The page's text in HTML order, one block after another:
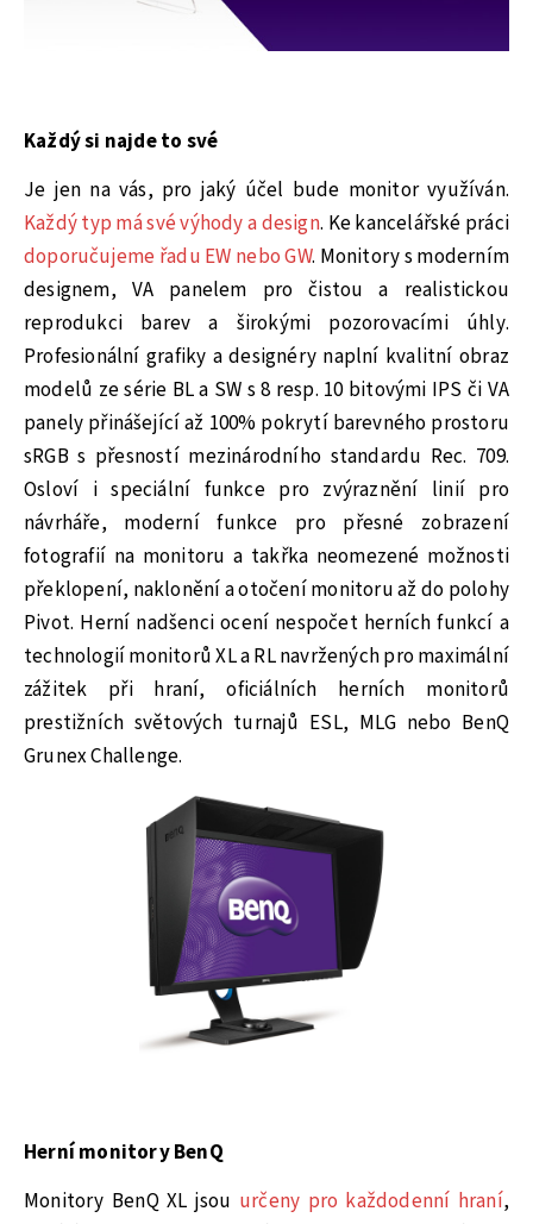
Každý si najde to své
Je jen na vás, pro jaký účel bude monitor využíván.
Každý typ má své výhody a design. Ke kancelářské práci
doporučujeme řadu EW nebo GW. Monitory s moderním
designem, VA panelem pro čistou a realistickou
reprodukci barev a širokými pozorovacími úhly.
Profesionální grafiky a designéry naplní kvalitní obraz
modelů ze série BL a SW s 8 resp. 10 bitovými IPS či VA
panely přinášející až 100% pokrytí barevného prostoru
sRGB s přesností mezinárodního standardu Rec. 709.
Osloví i speciální funkce pro zvýraznění linií pro
návrháře, moderní funkce pro přesné zobrazení
fotografií na monitoru a takřka neomezené možnosti
překlopení, naklonění a otočení monitoru až do polohy
Pivot. Herní nadšenci ocení nespočet herních funkcí a
technologií monitorů XL a RL navržených pro maximální
zážitek při hraní, oficiálních herních monitorů
prestižních světových turnajů ESL, MLG nebo BenQ
Grunex Challenge.
Herní monitory BenQ
Monitory BenQ XL jsou určeny pro každodenní hraní,